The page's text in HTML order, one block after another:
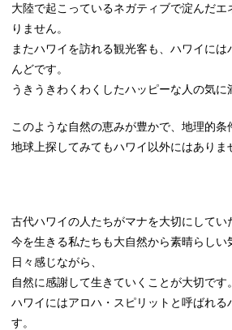
大陸で起こっているネガティブで淀んだエ
りません。
またハワイを訪れる観光客も、ハワイには
んどです。
うきうきわくわくしたハッピーな人の気に
このような自然の恵みが豊かで、地理的条
地球上探してみてもハワイ以外にはありま
古代ハワイの人たちがマナを大切にしてい
今を生きる私たちも大自然から素晴らしい
日々感じながら、
自然に感謝して生きていくことが大切です。
ハワイにはアロハ・スピリットと呼ばれる
す。